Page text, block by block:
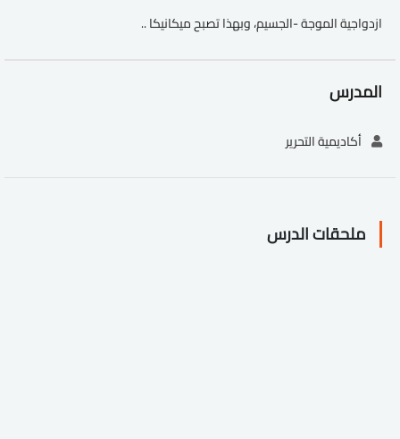
ازدواجية الموجة -الجسيم، وبهذا تصبح ميكانيكا ..
المدرس
أكاديمية التحرير
ملحقات الدرس